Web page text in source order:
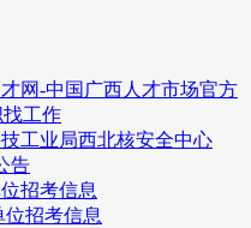
网-中国广西人才市场官方
找工作
工业局西北核安全中心
告
招考信息
招考信息